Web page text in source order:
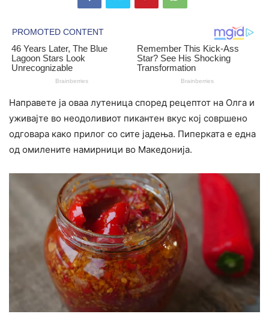
Направете ја оваа лутеница според рецептот на Олга и
уживајте во неодоливиот пикантен вкус кој совршено
одговара како прилог со сите јадења. Пиперката е една
од омилените намирници во Македонија.